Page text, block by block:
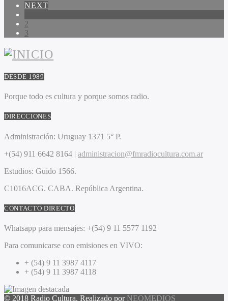
NEXT
2
3
DESDE 1989
Porque todo es cultura y porque somos radio.
DIRECCIONES
Administración: Uruguay 1371 5° P.
+(54) 911 6642 8164 | administracion@fmradiocultura.com.ar
Estudios: Guido 1566.
C1016ACG. CABA. República Argentina.
CONTACTO DIRECTO
Whatsapp para mensajes: +(54) 9 11 5577 1192
Para comunicarse con emisiones en VIVO:
+ (54) 9 11 3987 4117
+ (54) 9 11 3987 4118
© 2018 Radio Cultura. Realizado por NEOMEDIOS